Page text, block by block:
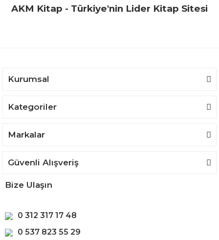
Yorum Yaz
Ürün resmi kalitesiz, bozuk veya görüntülenemiyor.
AKM Kitap - Türkiye'nin Lider Kitap Sitesi
Kurumsal
Kategoriler
Markalar
Güvenli Alışveriş
Bize Ulaşın
0 312 317 17 48
0 537 823 55 29